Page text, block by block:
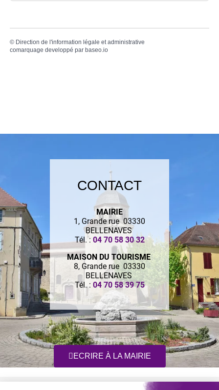
© Direction de l'information légale et administrative
comarquage developpé par baseo.io
CONTACT
MAIRIE
1, Grande rue 03330
BELLENAVES
Tél. : 04 70 58 30 32
MAISON DU TOURISME
8, Grande rue 03330
BELLENAVES
Tél. : 04 70 58 39 75
ECRIRE À LA MAIRIE